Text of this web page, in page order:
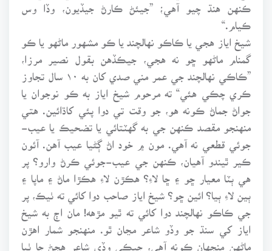
ڪنهن هنڌ چيو آهي؛ ”جيئڻ ڪارڻ جيڏيون، وڏا وس
ڪيام.“
شيخ اياز هجي يا ڪاڪو نهالچند يا ڪو مشهور ماڻهو يا ڪو
گمنام ماڻهو ڇو نه هجي، جيڪڏهن بقول نصير مرزا،
”ڪاڪي نهالچند جي عمر مني صدي کان به ۱۰ سال تجاوز
ڪري چڪي هئي“ ته مرحوم شيخ اياز به ڪو نوجوان يا
جواڻ جماڻ ڪونه هو، جو وقت تي دوا پئي کاڌائين. هتي
منهنجو مقصد ڪنهن جي به گهٽتائي يا تضحيڪ يا عيب-
جوئي قطعي نه آهي. مون ۾ خود اڻ ڳڻيا عيب آهن. آئون
ڪير ٿيندو آهيان، ڪنهن جي عيب-جوئي ڪرڻ وارو؟ پر
هي ٻٽا معيار ڇو ۽ ڇا لاءِ؟ هڪڙن لاءِ هڪڙا ماڻ ۽ ماپا ۽
ٻين لاءِ ٻيا؟ ائين ڇو؟ شيخ اياز صاحب دوا کائي ته ٺيڪ، پر
جي ڪاڪو نهالچند دوا کائي ته ٿيو مڙهه! مان اڄ به شيخ
اياز کي سنڌ جو وڏو شاعر مڃان ٿو. منهنجو شمار اهڙن
ماڻهن منجهان ڪونه آهي، جيڪي وڏي شاعر هجڻ جا ٺپا